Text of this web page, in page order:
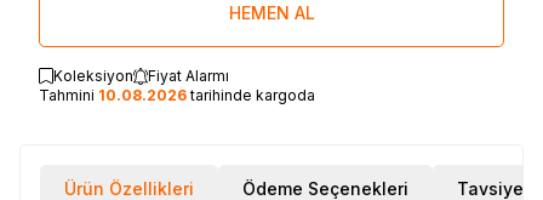
HEMEN AL
Koleksiyon
Fiyat Alarmı
Tahmini 10.08.2026tarihinde kargoda
Ürün Özellikleri Ödeme Seçenekleri Tavsiye Et